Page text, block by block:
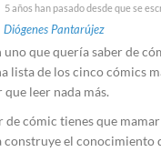
5 años han pasado desde que se
Diógenes Pantarújez
uno que quería saber de
lista de los cinco cómics
leer nada más.
de cómic tienes que
construye el conocimiento